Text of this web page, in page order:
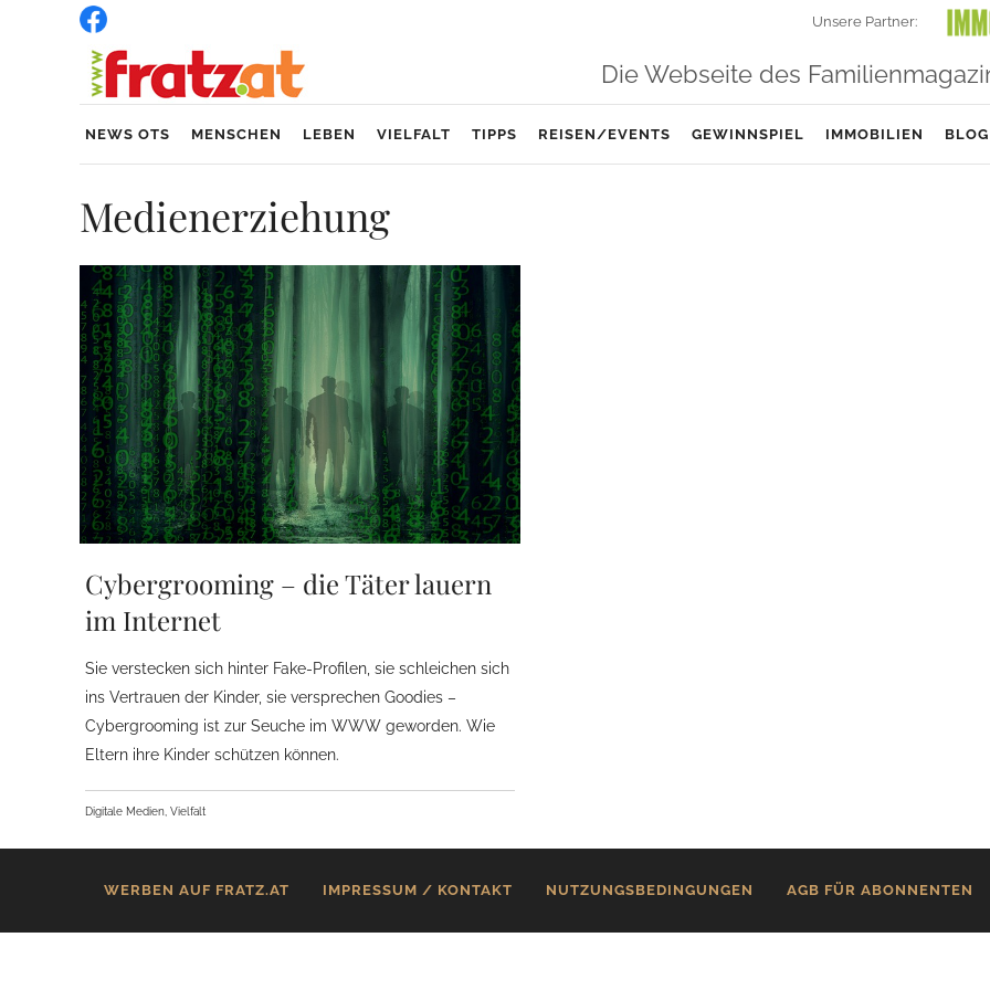
Unsere Partner:
Die Webseite des
NEWS OTS MENSCHEN LEBEN VIELFALT TIPPS REISEN/EVENTS GEWINNSPIEL IMMOBILIEN BLOG
Medienerziehung
Cybergrooming – die Täter lauern
im Internet
Sie verstecken sich hinter Fake-Profilen, sie schleichen sich
ins Vertrauen der Kinder, sie versprechen Goodies –
Cybergrooming ist zur Seuche im WWW geworden. Wie
Eltern ihre Kinder schützen können.
Digitale Medien, Vielfalt
WERBEN AUF FRATZ.AT IMPRESSUM / KONTAKT NUTZUNGSBEDINGUNGEN AGB FÜR ABONNENTEN